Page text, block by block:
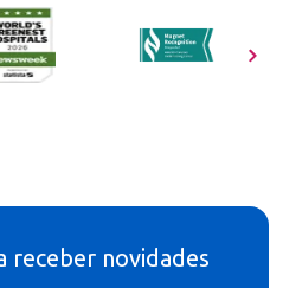
receber novidades